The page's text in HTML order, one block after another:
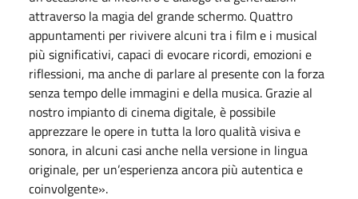
attraverso la magia del grande schermo. Quattro
appuntamenti per rivivere alcuni tra i film e i musical
più significativi, capaci di evocare ricordi, emozioni e
riflessioni, ma anche di parlare al presente con la forza
senza tempo delle immagini e della musica. Grazie al
nostro impianto di cinema digitale, è possibile
apprezzare le opere in tutta la loro qualità visiva e
sonora, in alcuni casi anche nella versione in lingua
originale, per un’esperienza ancora più autentica e
coinvolgente».